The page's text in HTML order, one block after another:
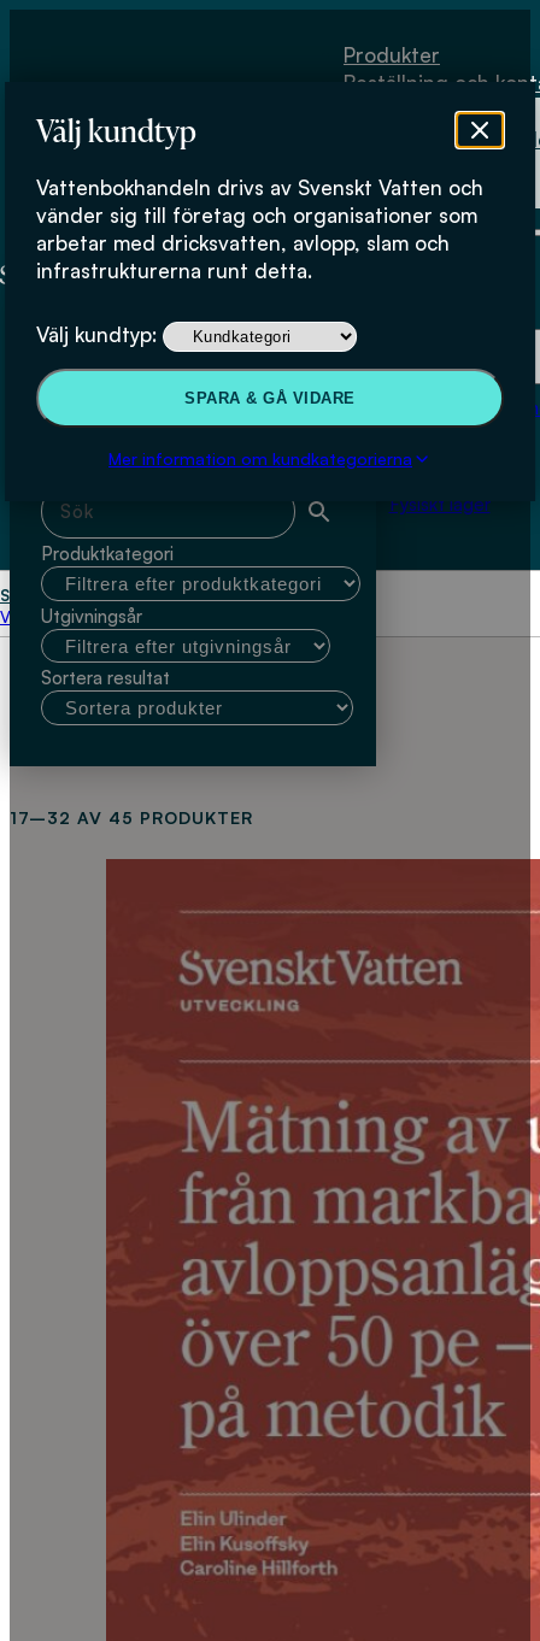
Välj kundtyp
Vattenbokhandeln drivs av Svenskt Vatten och
vänder sig till företag och organisationer som
arbetar med dricksvatten, avlopp, slam och
infrastrukturerna runt detta.
Välj kundtyp:
SPARA & GÅ VIDARE
Mer information om kundkategorierna
Produkter
Beställning och
Fysiskt lager
Beställning och kontakt
Om
Köpvillkor
Fysiskt lager
Start Avlopp och miljö
Välj kundtyp
Avlopp och miljö
Sök & filtrera
Sök med fritext
Produktkategori
Utgivningsår
Sortera resultat
17–32 AV 45 PRODUKTER